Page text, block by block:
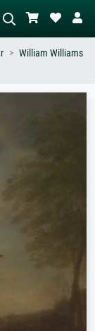
William Williams